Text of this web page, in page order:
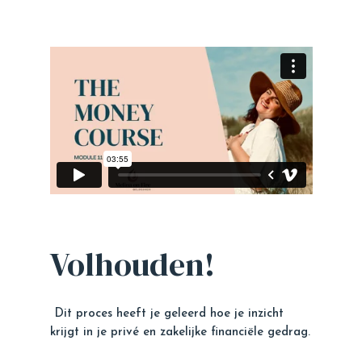
Volhouden!
Dit proces heeft je geleerd hoe je inzicht
krijgt in je privéen zakelijkefinanciële gedrag.